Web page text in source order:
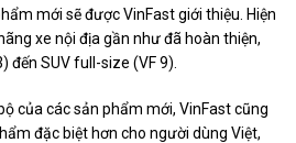
mới sẽ được VinFast giới thiệu. Hiện
xe nội địa gần như đã hoàn thiện,
đến SUV full-size (VF 9).
của các sản phẩm mới, VinFast cũng
đặc biệt hơn cho người dùng Việt,